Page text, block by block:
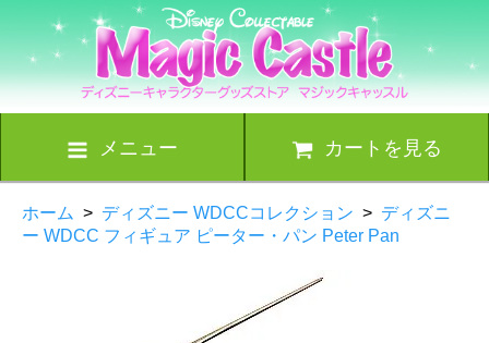
メニュー カートを見る
ホーム > ディズニー WDCCコレクション > ディズニ
ー WDCC フィギュア ピーター・パン Peter Pan